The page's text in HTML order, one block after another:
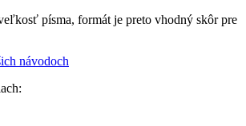
písma, formát je preto vhodný skôr pre
návodoch